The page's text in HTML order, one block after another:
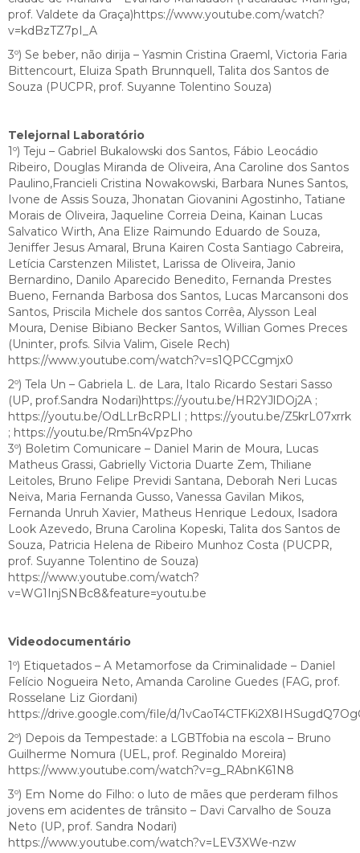
prof. Valdete da Graça)https://www.youtube.com/watch?
v=kdBzTZ7pI_A
3º) Se beber, não dirija – Yasmin Cristina Graeml, Victoria Faria
Bittencourt, Eluiza Spath Brunnquell, Talita dos Santos de
Souza (PUCPR, prof. Suyanne Tolentino Souza)
Telejornal Laboratório
1º) Teju – Gabriel Bukalowski dos Santos, Fábio Leocádio
Ribeiro, Douglas Miranda de Oliveira, Ana Caroline dos Santos
Paulino,Francieli Cristina Nowakowski, Barbara Nunes Santos,
Ivone de Assis Souza, Jhonatan Giovanini Agostinho, Tatiane
Morais de Oliveira, Jaqueline Correia Deina, Kainan Lucas
Salvatico Wirth, Ana Elize Raimundo Eduardo de Souza,
Jeniffer Jesus Amaral, Bruna Kairen Costa Santiago Cabreira,
Letícia Carstenzen Milistet, Larissa de Oliveira, Janio
Bernardino, Danilo Aparecido Benedito, Fernanda Prestes
Bueno, Fernanda Barbosa dos Santos, Lucas Marcansoni dos
Santos, Priscila Michele dos santos Corrêa, Alysson Leal
Moura, Denise Bibiano Becker Santos, Willian Gomes Preces
(Uninter, profs. Silvia Valim, Gisele Rech)
https://www.youtube.com/watch?v=s1QPCCgmjx0
2º) Tela Un – Gabriela L. de Lara, Italo Ricardo Sestari Sasso
(UP, prof.Sandra Nodari)https://youtu.be/HR2YJlDOj2A ;
https://youtu.be/OdLLrBcRPLI ; https://youtu.be/Z5krL07xrrk
; https://youtu.be/Rm5n4VpzPho
3º) Boletim Comunicare – Daniel Marin de Moura, Lucas
Matheus Grassi, Gabrielly Victoria Duarte Zem, Thiliane
Leitoles, Bruno Felipe Previdi Santana, Deborah Neri Lucas
Neiva, Maria Fernanda Gusso, Vanessa Gavilan Mikos,
Fernanda Unruh Xavier, Matheus Henrique Ledoux, Isadora
Look Azevedo, Bruna Carolina Kopeski, Talita dos Santos de
Souza, Patricia Helena de Ribeiro Munhoz Costa (PUCPR,
prof. Suyanne Tolentino de Souza)
https://www.youtube.com/watch?
v=WG1InjSNBc8&feature=youtu.be
Videodocumentário
1º) Etiquetados – A Metamorfose da Criminalidade – Daniel
Felício Nogueira Neto, Amanda Caroline Guedes (FAG, prof.
Rosselane Liz Giordani)
https://drive.google.com/file/d/
2º) Depois da Tempestade: a LGBTfobia na escola – Bruno
Guilherme Nomura (UEL, prof. Reginaldo Moreira)
https://www.youtube.com/watch?v=g_RAbnK61N8
3º) Em Nome do Filho: o luto de mães que perderam filhos
jovens em acidentes de trânsito – Davi Carvalho de Souza
Neto (UP, prof. Sandra Nodari)
https://www.youtube.com/watch?v=LEV3XWe-nzw